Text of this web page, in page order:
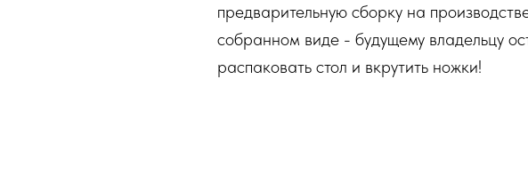
предварительную сборку на
собранном виде - будущему владельцу
распаковать стол и вкрутить ножки!